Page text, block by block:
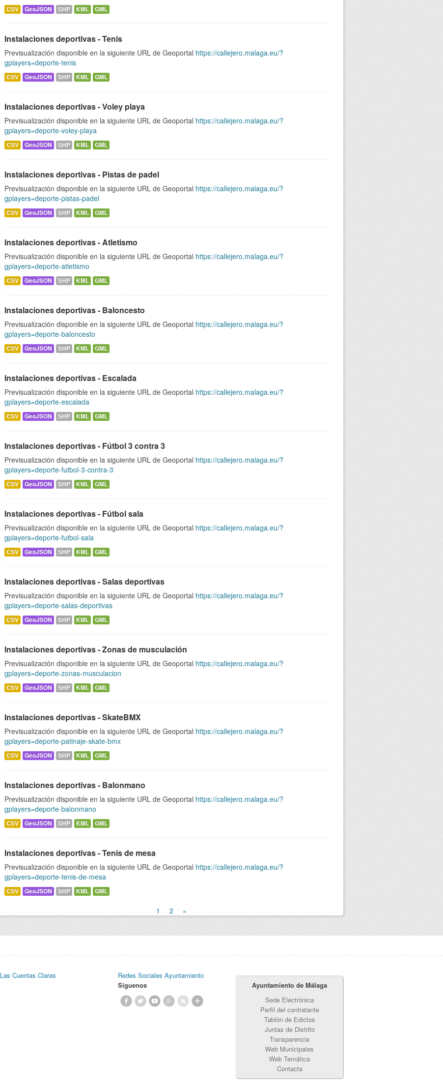
CSV GeoJSON SHP KML GML
Instalaciones deportivas - Tenis
Previsualización disponible en la siguiente URL de Geoportal https://callejero.malaga.eu/?
gplayers=deporte-tenis
CSV GeoJSON SHP KML GML
Instalaciones deportivas - Voley playa
Previsualización disponible en la siguiente URL de Geoportal https://callejero.malaga.eu/?
gplayers=deporte-voley-playa
CSV GeoJSON SHP KML GML
Instalaciones deportivas - Pistas de padel
Previsualización disponible en la siguiente URL de Geoportal https://callejero.malaga.eu/?
gplayers=deporte-pistas-padel
CSV GeoJSON SHP KML GML
Instalaciones deportivas - Atletismo
Previsualización disponible en la siguiente URL de Geoportal https://callejero.malaga.eu/?
gplayers=deporte-atletismo
CSV GeoJSON SHP KML GML
Instalaciones deportivas - Baloncesto
Previsualización disponible en la siguiente URL de Geoportal https://callejero.malaga.eu/?
gplayers=deporte-baloncesto
CSV GeoJSON SHP KML GML
Instalaciones deportivas - Escalada
Previsualización disponible en la siguiente URL de Geoportal https://callejero.malaga.eu/?
gplayers=deporte-escalada
CSV GeoJSON SHP KML GML
Instalaciones deportivas - Fútbol 3 contra 3
Previsualización disponible en la siguiente URL de Geoportal https://callejero.malaga.eu/?
gplayers=deporte-futbol-3-contra-3
CSV GeoJSON SHP KML GML
Instalaciones deportivas - Fútbol sala
Previsualización disponible en la siguiente URL de Geoportal https://callejero.malaga.eu/?
gplayers=deporte-futbol-sala
CSV GeoJSON SHP KML GML
Instalaciones deportivas - Salas deportivas
Previsualización disponible en la siguiente URL de Geoportal https://callejero.malaga.eu/?
gplayers=deporte-salas-deportivas
CSV GeoJSON SHP KML GML
Instalaciones deportivas - Zonas de musculación
Previsualización disponible en la siguiente URL de Geoportal https://callejero.malaga.eu/?
gplayers=deporte-zonas-musculacion
CSV GeoJSON SHP KML GML
Instalaciones deportivas - SkateBMX
Previsualización disponible en la siguiente URL de Geoportal https://callejero.malaga.eu/?
gplayers=deporte-patinaje-skate-bmx
CSV GeoJSON SHP KML GML
Instalaciones deportivas - Balonmano
Previsualización disponible en la siguiente URL de Geoportal https://callejero.malaga.eu/?
gplayers=deporte-balonmano
CSV GeoJSON SHP KML GML
Instalaciones deportivas - Tenis de mesa
Previsualización disponible en la siguiente URL de Geoportal https://callejero.malaga.eu/?
gplayers=deporte-tenis-de-mesa
CSV GeoJSON SHP KML GML
1 2 »
Las Cuentas Claras
Redes Sociales Ayuntamiento
Síguenos
Ayuntamiento de Málaga
Sede Electrónica
Perfil del contratante
Tablón de Edictos
Juntas de Distrito
Transparencia
Web Municipales
Web Temática
Contacta